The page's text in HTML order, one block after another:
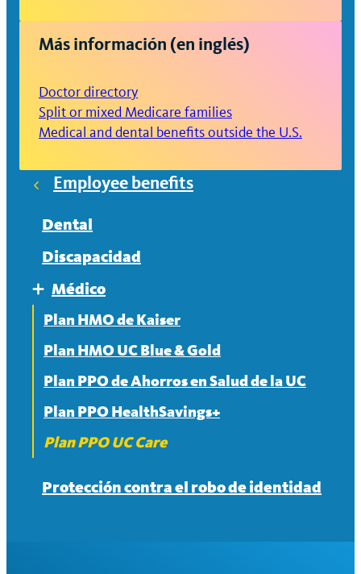
Cobertura para una familia de
tres personas o más: $1,750 de
desembolso máximo
*Los deducibles y desembolsos máximos
de UC Care no se acumulan en conjunto
El desembolso máximo de UC Select y de
conjunto.
Más información (en inglés)
Doctor directory
Split or mixed Medicare families
Medical and dental benefits outside the U.S.
Employee benefits
Dental
Discapacidad
Expand
Médico
Plan HMO de Kaiser
Plan HMO UC Blue & Gold
Plan PPO de Ahorros en Salud de la UC
Plan PPO HealthSavings+
Plan PPO UC Care
Protección contra el robo de identidad